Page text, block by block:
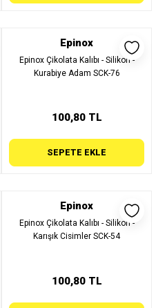
Epinox
Epinox Çikolata Kalıbı - Silikon -
Kurabiye Adam SCK-76
100,80 TL
SEPETE EKLE
Epinox
Epinox Çikolata Kalıbı - Silikon -
Karışık Cisimler SCK-54
100,80 TL